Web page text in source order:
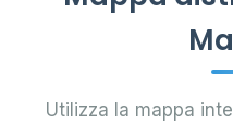
Utilizza la mappa